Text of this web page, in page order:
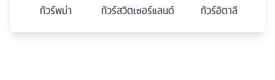
ทัวร์พม่า ทัวร์สวิตเซอร์แลนด์ ทัวร์อิตาลี